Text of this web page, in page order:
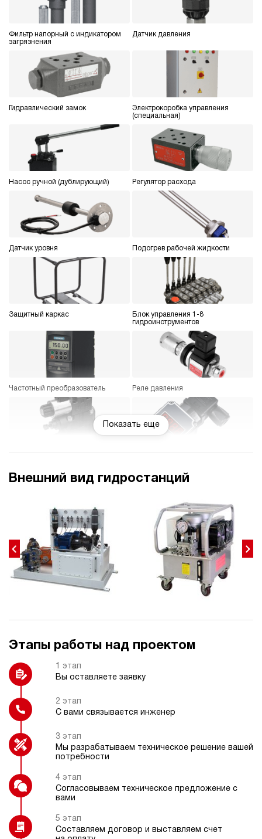
Фильтр напорный с индикатором
загрязнения
Датчик давления
Гидравлический замок
Электрокоробка управления
(специальная)
Насос ручной (дублирующий) Регулятор расхода
Датчик уровня Подогрев рабочей жидкости
Защитный каркас
Блок управления 1-8
гидроинструментов
Частотный преобразователь Реле давления
Регулятор давления Датчик температуры
Индикатор расхода
Пульт радиоуправления
Манометр цифровой или
Термометр
исполнение
Дроссельный регулятор
Показать еще
Внешний вид гидростанций
Этапы работы над проектом
1 этап
Вы оставляете заявку
2 этап
С вами связывается инженер
3 этап
Мы разрабатываем техническое решение вашей
потребности
4 этап
Согласовываем техническое предложение с
вами
5 этап
Составляем договор и выставляем счет